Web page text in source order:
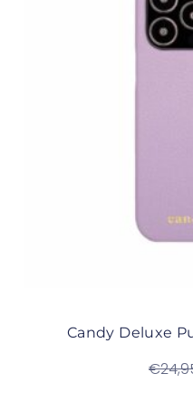
Candy Deluxe
€